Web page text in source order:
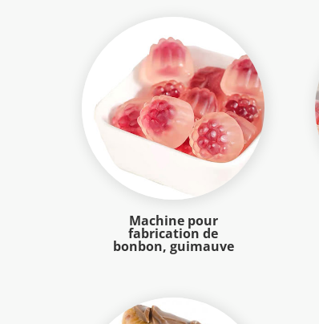
Machine pour
fabrication de
bonbon, guimauve